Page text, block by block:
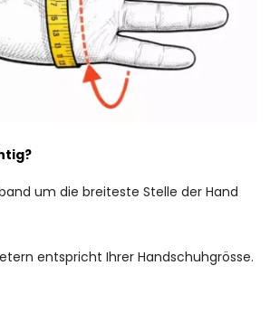
um die breiteste Stelle der Hand
entspricht Ihrer Handschuhgrösse.